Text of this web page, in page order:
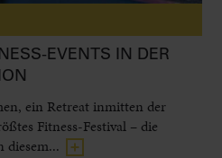
EVENTS IN DER
ein Retreat inmitten der
Fitness-Festival – die
diesem...